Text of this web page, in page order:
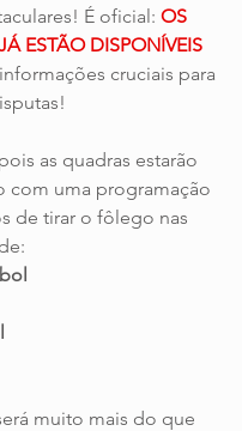
É oficial: OS
ESTÃO DISPONÍVEIS
cruciais para
as quadras estarão
com uma programação
de tirar o fôlego nas
muito mais do que